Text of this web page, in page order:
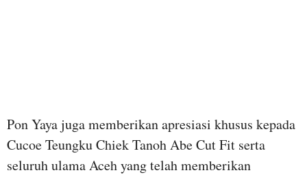
Pon Yaya juga memberikan apresiasi khusus kepada
Cucoe Teungku Chiek Tanoh Abe Cut Fit serta
seluruh ulama Aceh yang telah memberikan